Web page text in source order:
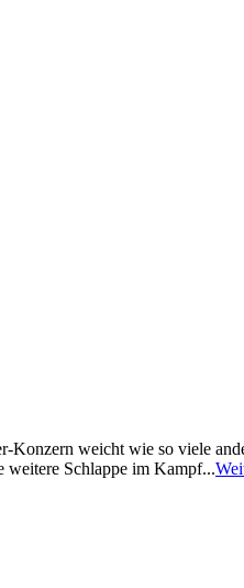
Konzern weicht wie so viele
weitere Schlappe im Kampf...